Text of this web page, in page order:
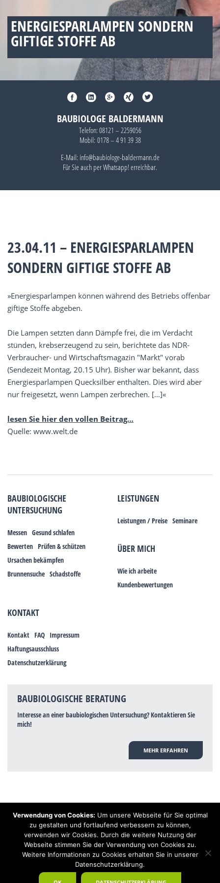
ENERGIESPARLAMPEN SONDERN
GIFTIGE STOFFE AB
BAUBIOLOGE BALDERMANN
Telefon: 08121 – 2259056
Mobil: 0178 – 4 91 39 38
E-Mail: info@baubiologe-baldermann.de
Für Sie auch perWhatsapp!erreichbar.
23.04.11 – ENERGIESPARLAMPEN
SONDERN GIFTIGE STOFFE AB
»Energiesparlampen können während des Betriebs offenbar
giftige Stoffe abgeben.
Die Lampen setzten dann Dämpfe frei, die im Verdacht
stünden, krebserzeugend zu sein, berichtete das NDR-
Verbraucher- und Wirtschaftsmagazin "Markt" vorab
(Sendezeit Montag, 20.15 Uhr). Bisher war bekannt, dass
Energiesparlampen Quecksilber enthalten. Dies wird aber
nur freigesetzt, wenn Lampen zerbrechen. […]«
lesen Sie hier den vollen Beitrag…
Quelle: www.welt.de
BAUBIOLOGISCHE
UNTERSUCHUNG
Messen Gesund schlafen
Bewerten Prüfen & schützen
Ursachen bekämpfen
Brunnensuche Schadstoffe
LEISTUNGEN
Leistungen / Preise Seminare
ÜBER MICH
Wie ich arbeite
Kundenbewertungen
KONTAKT
Kontakt FAQ Impressum
Haftungsausschluss
Datenschutzerklärung
BAUBIOLOGISCHE BERATUNG
Interesse an einer baubiologischen Untersuchung? Kontaktieren Sie
mich!
MEHR ERFAHREN
Hinweis: Trotz zahlreicher Studien, die einen Zusammenhang zwischen
Elektrosmog und gesundheitlichen Problemen aufzeigen, ist es von der
praktischen Schulmedizin bisher wissenschaftlich nicht anerkannt, dass
Elektrosmog und Erdstrahlen gesundheitliche Auswirkungen haben können.
Ähnliches galt auch über Jahrzehnte für die Akkupunktur und die
Homöopathie. Sie suchen einen Baubiologen? Baubiologe Baldermnn - Ihr
Spezialist für gesunden Schlaf!
Verwendung von Cookies: Um unsere Webseite für Sie optimal
zu gestalten und fortlaufend verbessern zu können,
verwenden wir Cookies. Durch die weitere Nutzung der
Webseite stimmen Sie der Verwendung von Cookies zu.
Weitere Informationen zu Cookies erhalten Sie in unserer
Datenschutzerklärung.